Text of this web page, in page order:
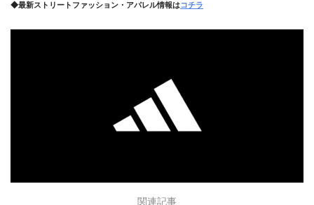
◆最新ストリートファッション・アパレル情報はコチラ
関連記事